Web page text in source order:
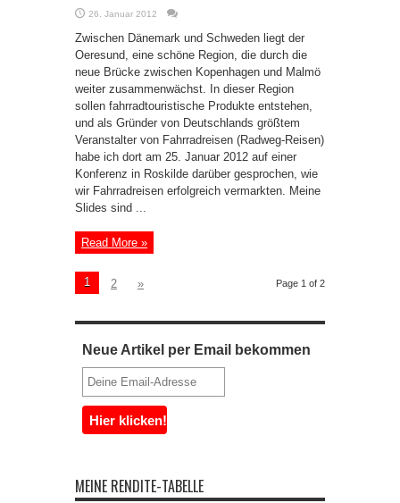
26. Januar 2012
Zwischen Dänemark und Schweden liegt der
Oeresund, eine schöne Region, die durch die
neue Brücke zwischen Kopenhagen und Malmö
weiter zusammenwächst. In dieser Region
sollen fahrradtouristische Produkte entstehen,
und als Gründer von Deutschlands größtem
Veranstalter von Fahrradreisen (Radweg-Reisen)
habe ich dort am 25. Januar 2012 auf einer
Konferenz in Roskilde darüber gesprochen, wie
wir Fahrradreisen erfolgreich vermarkten. Meine
Slides sind ...
Read More »
Page 1 of 2
1 2 »
Neue Artikel per Email bekommen
MEINE RENDITE-TABELLE